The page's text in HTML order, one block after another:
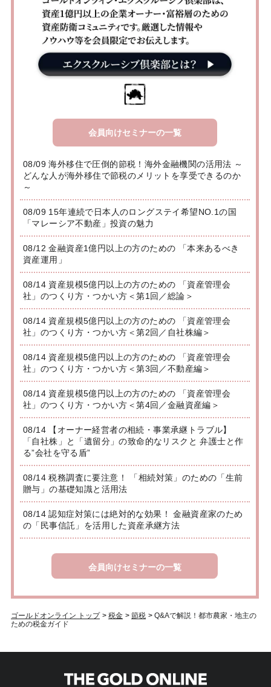
会員向けセミナーの一覧
08/09 海外移住で圧倒的節税！海外金融機関の活用法 ～
どんな人が海外移住で節税のメリットを享受できるのか
～
08/09 15年連続で日本人のロングステイ希望NO.1の国
「マレーシア不動産」投資の魅力
08/12 金融資産1億円以上の方のための 「本来あるべき
資産運用」
08/14 資産規模5億円以上の方のための 「資産管理会
社」のつくり方・つかい方＜第1回／総論＞
08/14 資産規模5億円以上の方のための 「資産管理会
社」のつくり方・つかい方＜第2回／自社株編＞
08/14 資産規模5億円以上の方のための 「資産管理会
社」のつくり方・つかい方＜第3回／不動産編＞
08/14 資産規模5億円以上の方のための 「資産管理会
社」のつくり方・つかい方＜第4回／金融資産編＞
08/14 【オーナー経営者の相続・事業承継トラブル】
「自社株」と「遺留分」の致命的なリスクと 弁護士と作
る”会社を守る盾”
08/14 税務調査に要注意！ 「相続対策」のための「生前
贈与」の基礎知識と活用法
08/14 認知症対策には絶対的な効果！ 金融資産家のため
の「民事信託」を活用した資産承継方法
会員向けセミナーの一覧
ゴールドオンライン トップ > 税金 > 節税 > Q&Aで解説！都市農家・地主の
ための税金ガイド